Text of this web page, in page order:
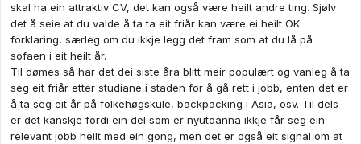
skal ha ein attraktiv CV, det kan også være heilt andre ting. Sjølv
det å seie at du valde å ta ta eit friår kan være ei heilt OK
forklaring, særleg om du ikkje legg det fram som at du lå på
sofaen i eit heilt år.
Til dømes så har det dei siste åra blitt meir populært og vanleg å ta
seg eit friår etter studiane i staden for å gå rett i jobb, enten det er
å ta seg eit år på folkehøgskule, backpacking i Asia, osv. Til dels
er det kanskje fordi ein del som er nyutdanna ikkje får seg ein
relevant jobb heilt med ein gong, men det er også eit signal om at